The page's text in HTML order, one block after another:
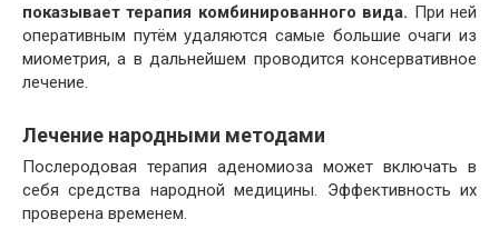
показывает терапия комбинированного вида. При ней
оперативным путём удаляются самые большие очаги из
миометрия, а в дальнейшем проводится консервативное
лечение.
Лечение народными методами
Послеродовая терапия аденомиоза может включать в
себя средства народной медицины. Эффективность их
проверена временем.